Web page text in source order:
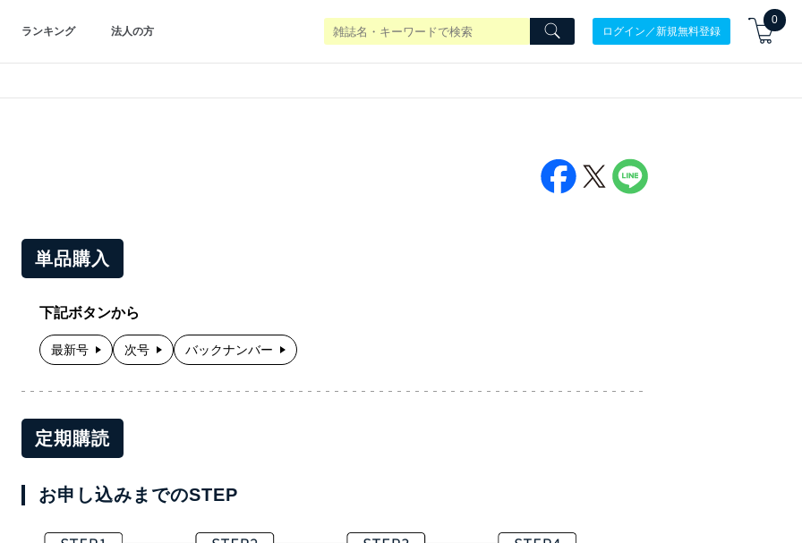
ランキング 法人の方 ログイン／新規無料登録
0
単品購入
下記ボタンから
最新号 次号 バックナンバー
定期購読
お申し込みまでのSTEP